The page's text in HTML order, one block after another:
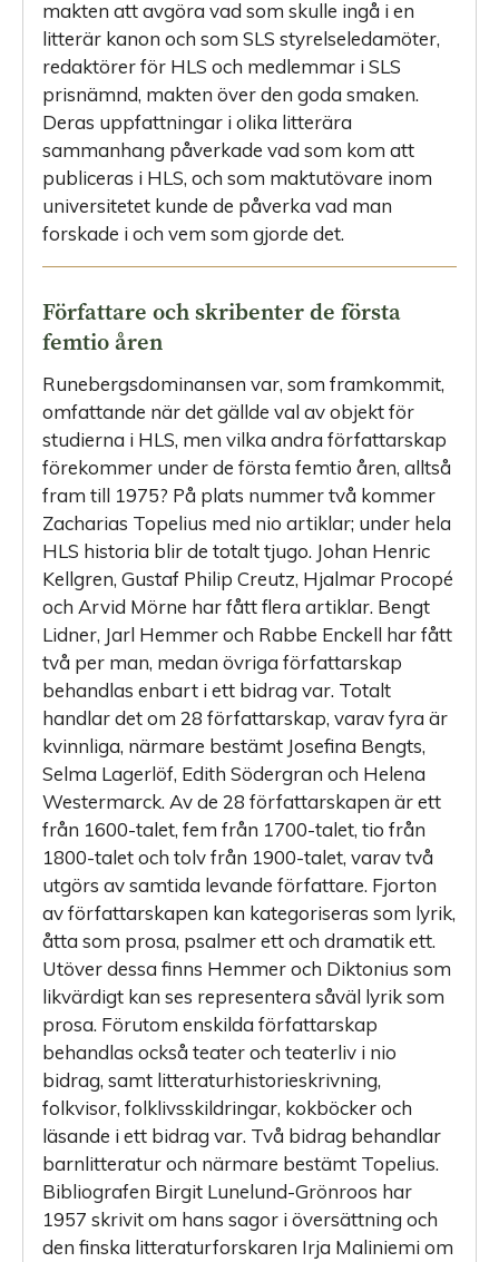
makten att avgöra vad som skulle ingå i en
litterär kanon och som SLS styrelseledamöter,
redaktörer för HLS och medlemmar i SLS
prisnämnd, makten över den goda smaken.
Deras uppfattningar i olika litterära
sammanhang påverkade vad som kom att
publiceras i HLS, och som maktutövare inom
universitetet kunde de påverka vad man
forskade i och vem som gjorde det.
Författare och skribenter de första
femtio åren
Runebergsdominansen var, som framkommit,
omfattande när det gällde val av objekt för
studierna i HLS, men vilka andra författarskap
förekommer under de första femtio åren, alltså
fram till 1975? På plats nummer två kommer
Zacharias Topelius med nio artiklar; under hela
HLS historia blir de totalt tjugo. Johan Henric
Kellgren, Gustaf Philip Creutz, Hjalmar Procopé
och Arvid Mörne har fått flera artiklar. Bengt
Lidner, Jarl Hemmer och Rabbe Enckell har fått
två per man, medan övriga författarskap
behandlas enbart i ett bidrag var. Totalt
handlar det om 28 författarskap, varav fyra är
kvinnliga, närmare bestämt Josefina Bengts,
Selma Lagerlöf, Edith Södergran och Helena
Westermarck. Av de 28 författarskapen är ett
från 1600-talet, fem från 1700-talet, tio från
1800-talet och tolv från 1900-talet, varav två
utgörs av samtida levande författare. Fjorton
av författarskapen kan kategoriseras som lyrik,
åtta som prosa, psalmer ett och dramatik ett.
Utöver dessa finns Hemmer och Diktonius som
likvärdigt kan ses representera såväl lyrik som
prosa. Förutom enskilda författarskap
behandlas också teater och teaterliv i nio
bidrag, samt litteraturhistorie­skrivning,
folkvisor, folklivsskildringar, kokböcker och
läsande i ett bidrag var. Två bidrag behandlar
barnlitteratur och närmare bestämt Topelius.
Bibliografen Birgit Lunelund-Grönroos har
1957 skrivit om hans sagor i översättning och
den finska litteratur­forskaren Irja Maliniemi om